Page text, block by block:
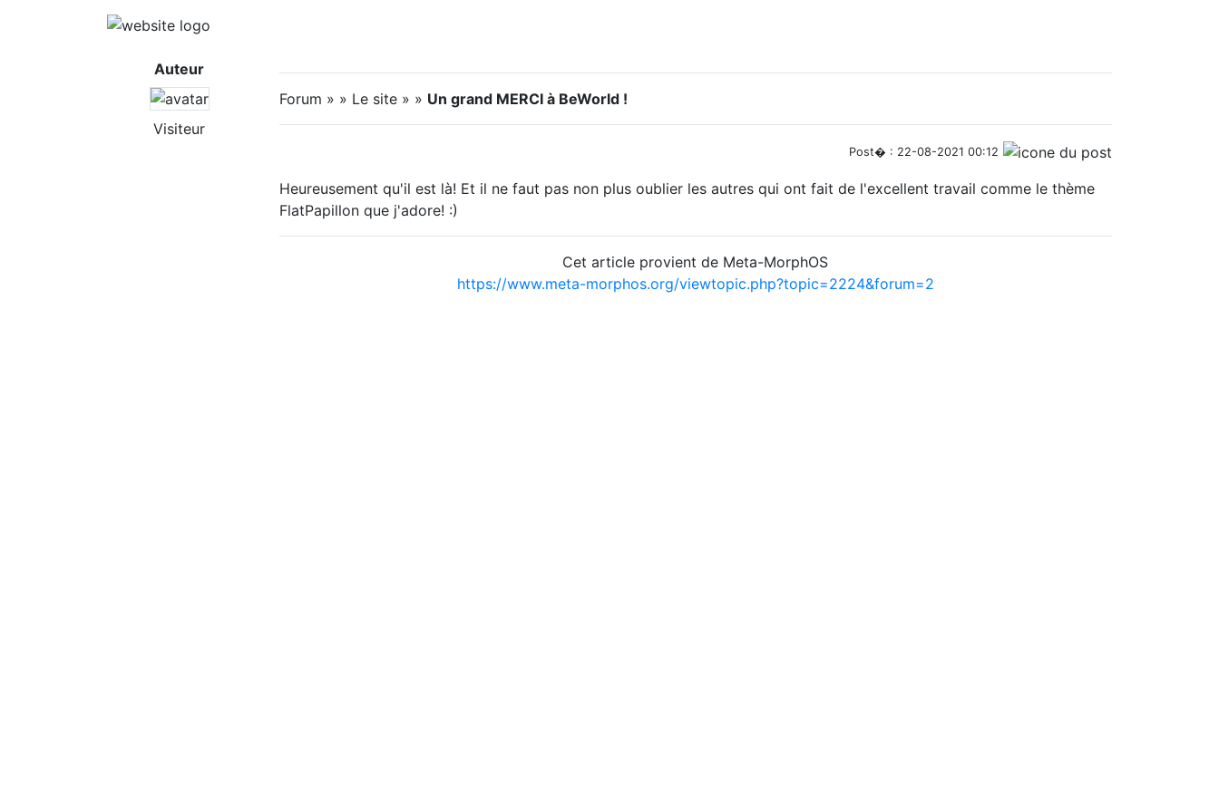
Auteur
Visiteur
Forum » » Le site » » Un grand MERCI à BeWorld !
Post� : 22-08-2021 00:12
Heureusement qu'il est là! Et il ne faut pas non plus oublier les autres qui ont fait de l'excellent travail comme le thème
FlatPapillon que j'adore! :)
Cet article provient de Meta-MorphOS
https://www.meta-morphos.org/viewtopic.php?topic=2224&forum=2